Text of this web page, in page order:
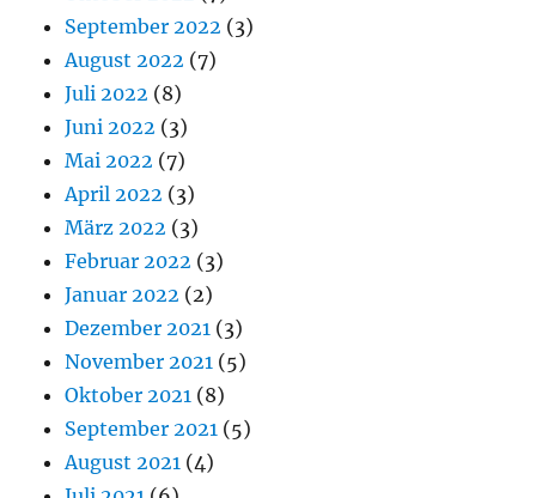
September 2022 (3)
August 2022 (7)
Juli 2022 (8)
Juni 2022 (3)
Mai 2022 (7)
April 2022 (3)
März 2022 (3)
Februar 2022 (3)
Januar 2022 (2)
Dezember 2021 (3)
November 2021 (5)
Oktober 2021 (8)
September 2021 (5)
August 2021 (4)